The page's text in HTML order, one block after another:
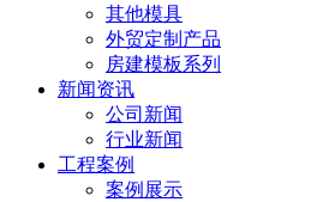
其他模具
外贸定制产品
房建模板系列
新闻资讯
公司新闻
行业新闻
工程案例
案例展示